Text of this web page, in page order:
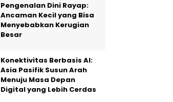
Pengenalan Dini Rayap:
Ancaman Kecil yang Bisa
Menyebabkan Kerugian
Besar
Konektivitas Berbasis AI:
Asia Pasifik Susun Arah
Menuju Masa Depan
Digital yang Lebih Cerdas